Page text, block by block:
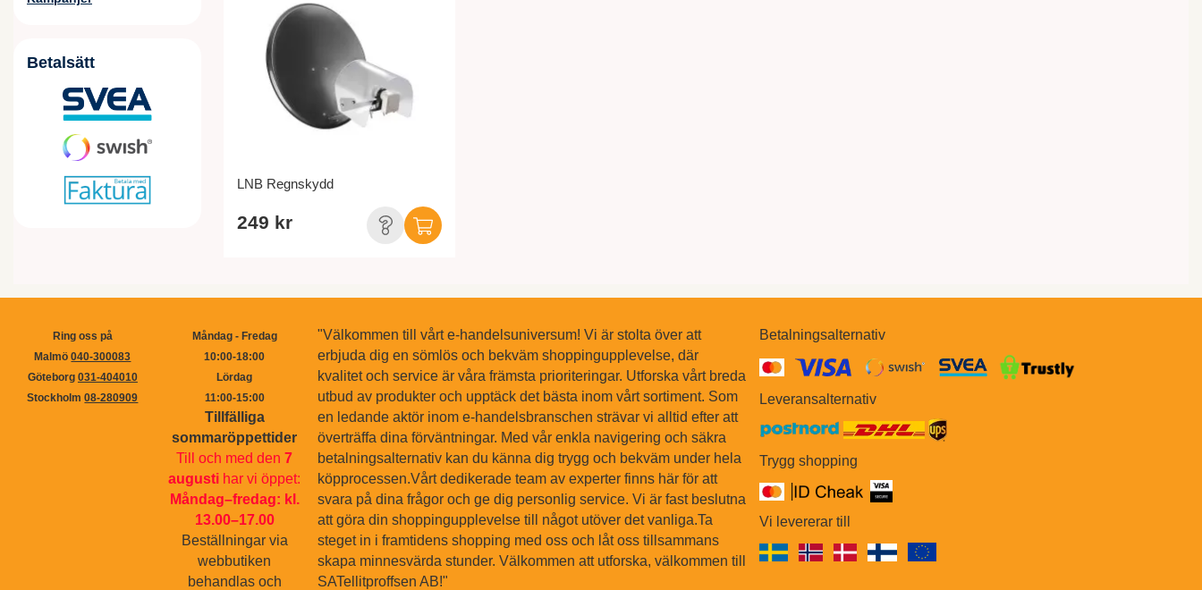
Betalsätt
LNB Regnskydd
249 kr
Ring oss på
Malmö040-300083
Göteborg 031-404010
Stockholm08-280909
Måndag - Fredag
10:00-18:00
Lördag
11:00-15:00
Tillfälliga
sommaröppettider
Till och med den7
augusti har vi öppet:
Måndag–fredag: kl.
13.00–17.00
Beställningar via
webbutiken
behandlas och
"Välkommen till vårt e-handelsuniversum! Vi är stolta över att
erbjuda dig en sömlös och bekväm shoppingupplevelse, där
kvalitet och service är våra främsta prioriteringar. Utforska vårt breda
utbud av produkter och upptäck det bästa inom vårt sortiment. Som
en ledande aktör inom e-handelsbranschen strävar vi alltid efter att
överträffa dina förväntningar. Med vår enkla navigering och säkra
betalningsalternativ kan du känna dig trygg och bekväm under hela
köpprocessen.Vårt dedikerade team av experter finns här för att
svara på dina frågor och ge dig personlig service. Vi är fast beslutna
att göra din shoppingupplevelse till något utöver det vanliga.Ta
steget in i framtidens shopping med oss och låt oss tillsammans
skapa minnesvärda stunder. Välkommen att utforska, välkommen till
SATellitproffsen AB!"
Betalningsalternativ
Leveransalternativ
Trygg shopping
Vi levererar till